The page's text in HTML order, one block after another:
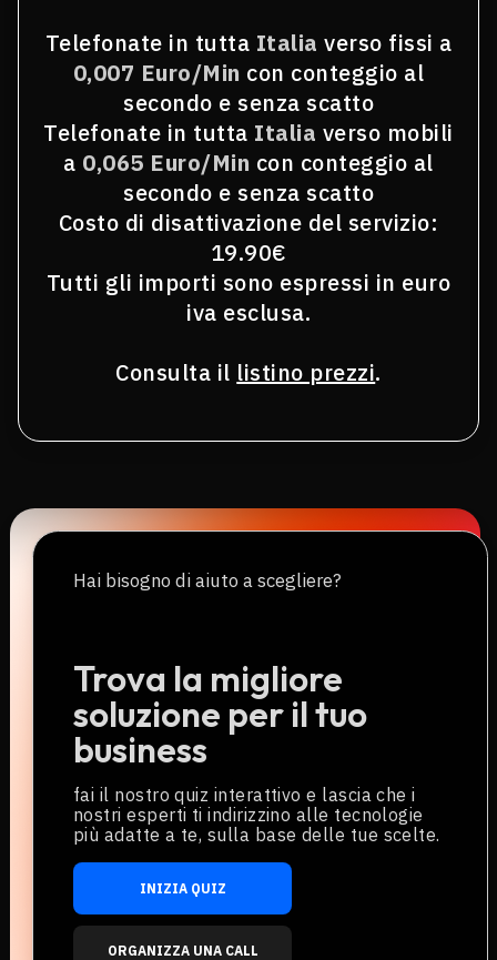
Telefonate in tutta Italia verso fissi a
0,007 Euro/Min con conteggio al
secondo e senza scatto
Telefonate in tutta Italia verso mobili
a 0,065 Euro/Min con conteggio al
secondo e senza scatto
Costo di disattivazione del servizio:
19.90€
Tutti gli importi sono espressi in euro
iva esclusa.
Consulta il listino prezzi.